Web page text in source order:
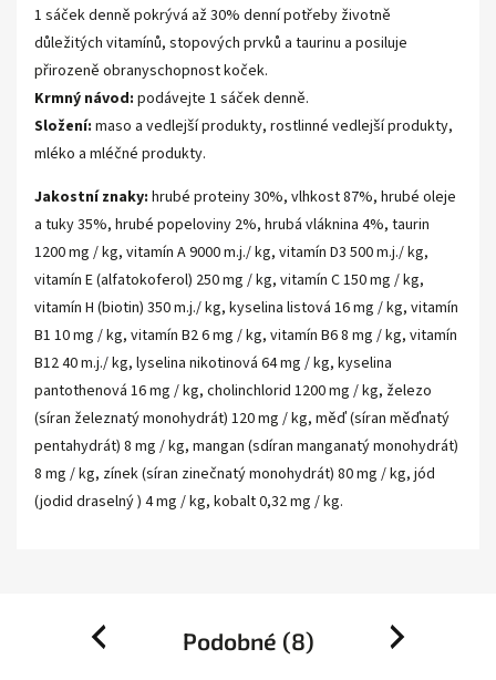
1 sáček denně pokrývá až 30% denní potřeby životně
důležitých vitamínů, stopových prvků a taurinu a posiluje
přirozeně obranyschopnost koček.
Krmný návod: podávejte 1 sáček denně.
Složení: maso a vedlejší produkty, rostlinné vedlejší produkty,
mléko a mléčné produkty.
Jakostní znaky: hrubé proteiny 30%, vlhkost 87%, hrubé oleje
a tuky 35%, hrubé popeloviny 2%, hrubá vláknina 4%, taurin
1200 mg / kg, vitamín A 9000 m.j./ kg, vitamín D3 500 m.j./ kg,
vitamín E (alfatokoferol) 250 mg / kg, vitamín C 150 mg / kg,
vitamín H (biotin) 350 m.j./ kg, kyselina listová 16 mg / kg, vitamín
B1 10 mg / kg, vitamín B2 6 mg / kg, vitamín B6 8 mg / kg, vitamín
B12 40 m.j./ kg, lyselina nikotinová 64 mg / kg, kyselina
pantothenová 16 mg / kg, cholinchlorid 1200 mg / kg, železo
(síran železnatý monohydrát) 120 mg / kg, měď (síran měďnatý
pentahydrát) 8 mg / kg, mangan (sdíran manganatý monohydrát)
8 mg / kg, zínek (síran zinečnatý monohydrát) 80 mg / kg, jód
(jodid draselný ) 4 mg / kg, kobalt 0,32 mg / kg.
Podobné (8)
Previous Next